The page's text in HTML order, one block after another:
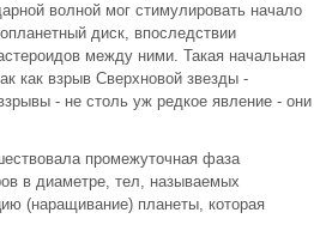
волной мог стимулировать начало
диск, впоследствии
между ними. Такая начальная
как взрыв Сверхновой звезды -
- не столь уж редкое явление - они
промежуточная фаза
в диаметре, тел, называемых
(наращивание) планеты, которая